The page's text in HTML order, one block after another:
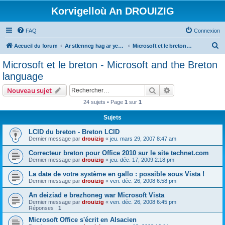
Korvigelloù An DROUIZIG
FAQ Connexion
Accueil du forum Ar stlenneg hag ar yezhoù bihan er bed a-bezh Microsoft et le breton - Microsoft and the Breton language
Microsoft et le breton - Microsoft and the Breton
language
Nouveau sujet Rechercher
24 sujets • Page 1 sur 1
Sujets
LCID du breton - Breton LCID
Dernier message par drouizig « jeu. mars 29, 2007 8:47 am
Correcteur breton pour Office 2010 sur le site technet.com
Dernier message par drouizig « jeu. déc. 17, 2009 2:18 pm
La date de votre système en gallo : possible sous Vista !
Dernier message par drouizig « ven. déc. 26, 2008 6:58 pm
An deiziad e brezhoneg war Microsoft Vista
Dernier message par drouizig « ven. déc. 26, 2008 6:45 pm
Réponses : 1
Microsoft Office s'écrit en Alsacien